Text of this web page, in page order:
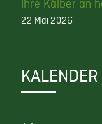
Ihre Kälber an
22 Mai 2026
KALENDER